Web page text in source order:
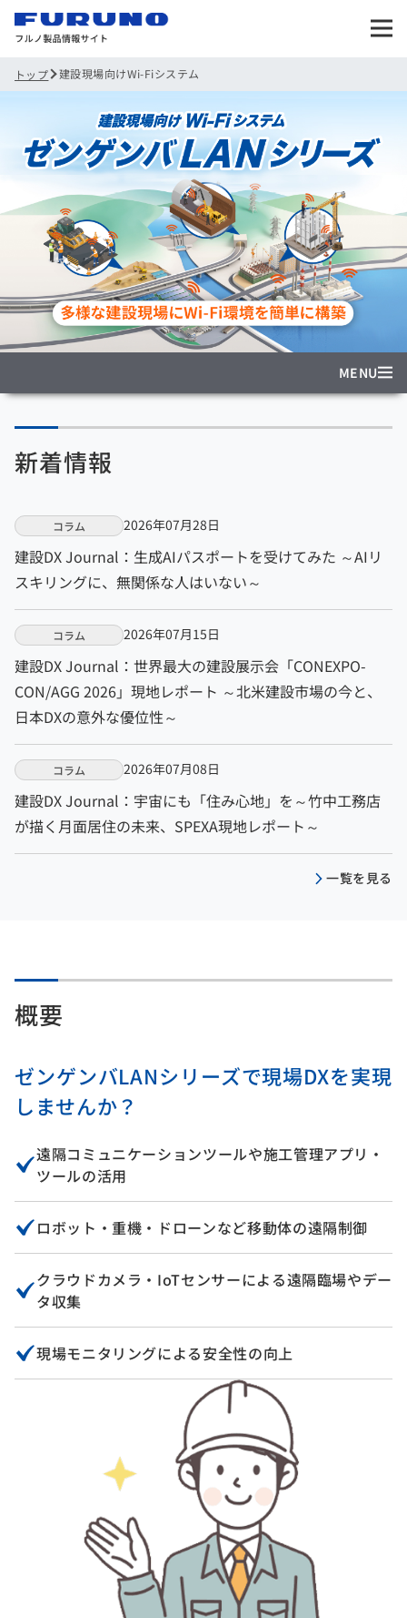
トップ 建設現場向けWi-Fiシステム
MENU
新着情報
コラム 2026年07月28日
建設DX Journal：生成AIパスポートを受けてみた ～AIリ
スキリングに、無関係な人はいない～
コラム 2026年07月15日
建設DX Journal：世界最大の建設展示会「CONEXPO-
CON/AGG 2026」現地レポート ～北米建設市場の今と、
日本DXの意外な優位性～
コラム 2026年07月08日
建設DX Journal：宇宙にも「住み心地」を～竹中工務店
が描く月面居住の未来、SPEXA現地レポート～
一覧を見る
概要
ゼンゲンバLANシリーズで現場DXを実現
しませんか？
遠隔コミュニケーションツールや施工管理アプリ・
ツールの活用
ロボット・重機・ドローンなど移動体の遠隔制御
クラウドカメラ・IoTセンサーによる遠隔臨場やデー
タ収集
現場モニタリングによる安全性の向上